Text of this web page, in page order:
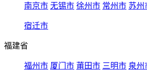
南京市 无锡市 徐州市 常州市 苏州
宿迁市
福建省
福州市 厦门市 莆田市 三明市 泉州